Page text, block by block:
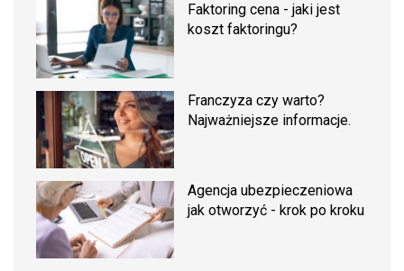
Faktoring cena - jaki jest
koszt faktoringu?
Franczyza czy warto?
Najważniejsze informacje.
Agencja ubezpieczeniowa
jak otworzyć - krok po kroku